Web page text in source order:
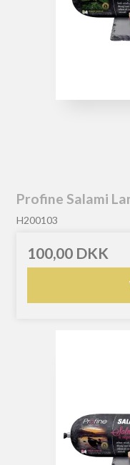
Profine Salami
H200103
100,00 DKK